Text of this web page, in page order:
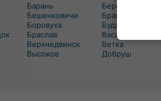
Барань
Бешенковичи
Боровуха
Браслав
Верхнедвинск
Высокое
Березовка
Брагин
Буда-Кошелево
Василевичи
Ветка
Добруш